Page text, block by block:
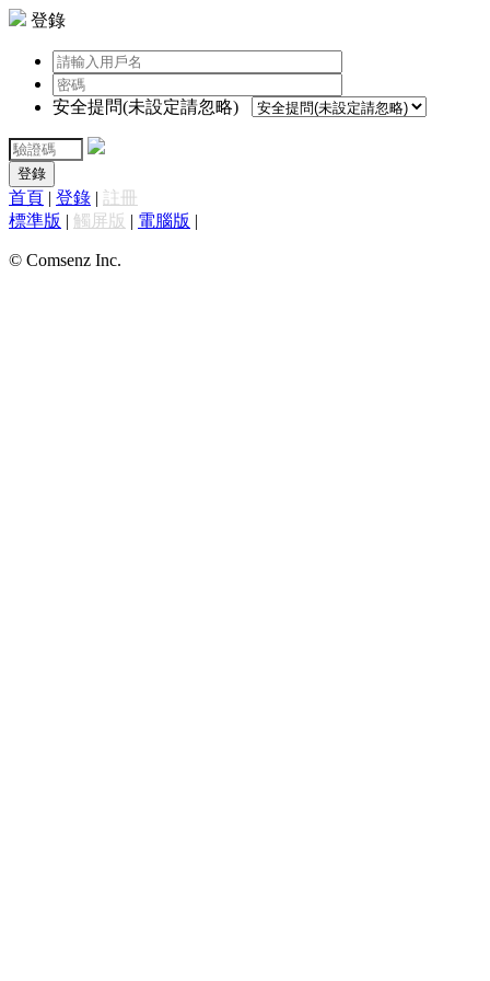
登錄
安全提問(未設定請忽略)
登錄
首頁 | 登錄 | 註冊
標準版 | 觸屏版 | 電腦版 |
© Comsenz Inc.